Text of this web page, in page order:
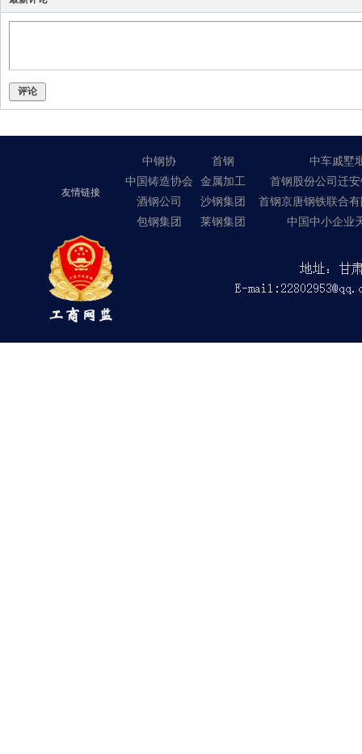
评论
友情链接
中钢协 首钢
中车戚墅
中国铸造协会
金属加工
首钢股份公司迁
酒钢公司
沙钢集团
首钢京唐钢铁联合
包钢集团
莱钢集团 中国中小企业